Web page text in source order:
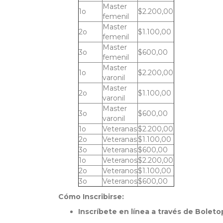
1o
Master
femenil
$2.200,00
2o
Master
femenil
$1.100,00
3o
Master
femenil
$600,00
1o
Master
varonil
$2.200,00
2o
Master
varonil
$1.100,00
3o
Master
varonil
$600,00
1o
Veteranas$2.200,00
2o
Veteranas$1.100,00
3o
Veteranas$600,00
1o
Veteranos$2.200,00
2o
Veteranos$1.100,00
3o
Veteranos$600,00
Cómo Inscribirse:
Inscríbete en línea a través de